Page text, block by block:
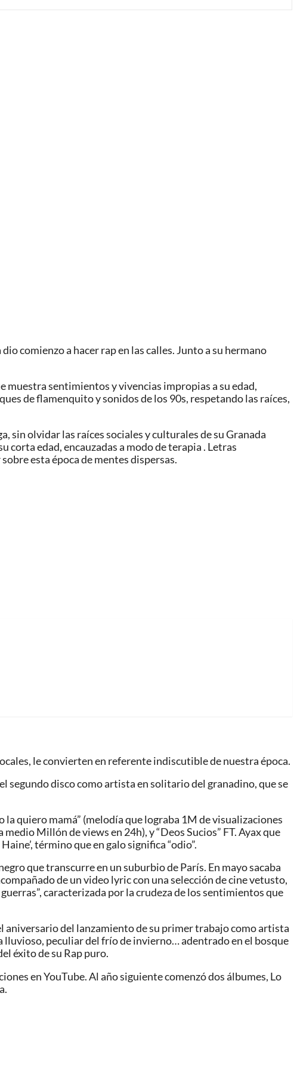
comienzo a hacer rap en las calles. Junto a su hermano
muestra sentimientos y vivencias impropias a su edad,
de flamenquito y sonidos de los 90s, respetando las raíces,
sin olvidar las raíces sociales y culturales de su Granada
corta edad, encauzadas a modo de terapia . Letras
esta época de mentes dispersas.
le convierten en referente indiscutible de nuestra época.
segundo disco como artista en solitario del granadino, que se
la quiero mamá” (melodía que lograba 1M de visualizaciones
Millón de views en 24h), y “Deos Sucios” FT. Ayax que
término que en galo significa “odio”.
que transcurre en un suburbio de París. En mayo sacaba
de un video lyric con una selección de cine vetusto,
caracterizada por la crudeza de los sentimientos que
aniversario del lanzamiento de su primer trabajo como artista
lluvioso, peculiar del frío de invierno… adentrado en el bosque
éxito de su Rap puro.
en YouTube. Al año siguiente comenzó dos álbumes, Lo